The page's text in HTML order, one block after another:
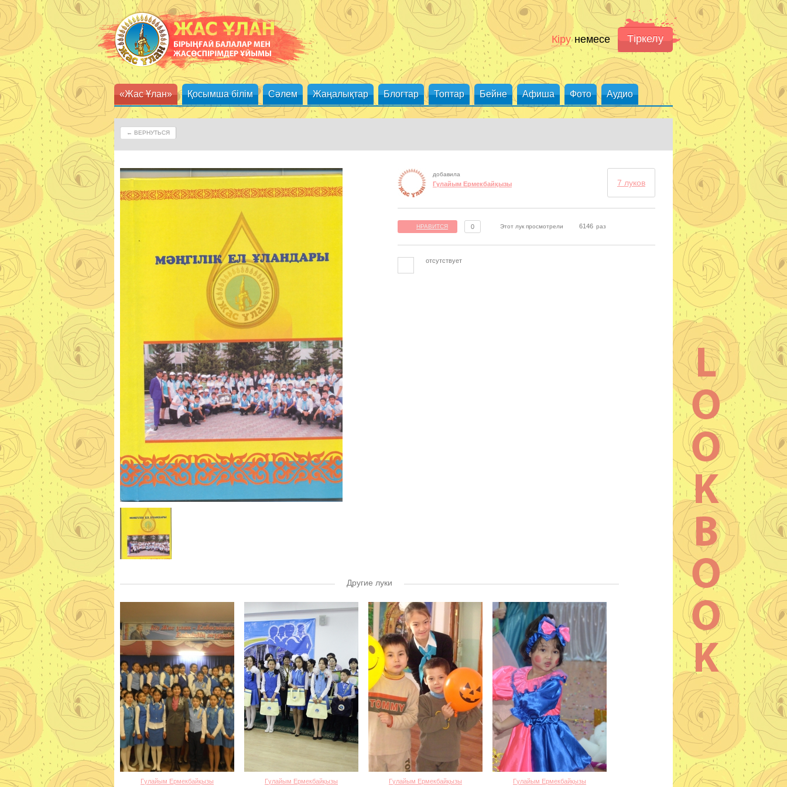
Кіру немесе Тіркелу
«Жас Ұлан» Қосымша білім Сәлем Жаңалықтар Блогтар Топтар Бейне Афиша Фото Аудио
← ВЕРНУТЬСЯ
добавила
Гүлайым Ермекбайқызы 7 луков
НРАВИТСЯ 0 Этот лук просмотрели 6146 раз
отсутствует
Другие луки
Гүлайым Ермекбайқызы Гүлайым Ермекбайқызы Гүлайым Ермекбайқызы Гүлайым Ермекбайқызы